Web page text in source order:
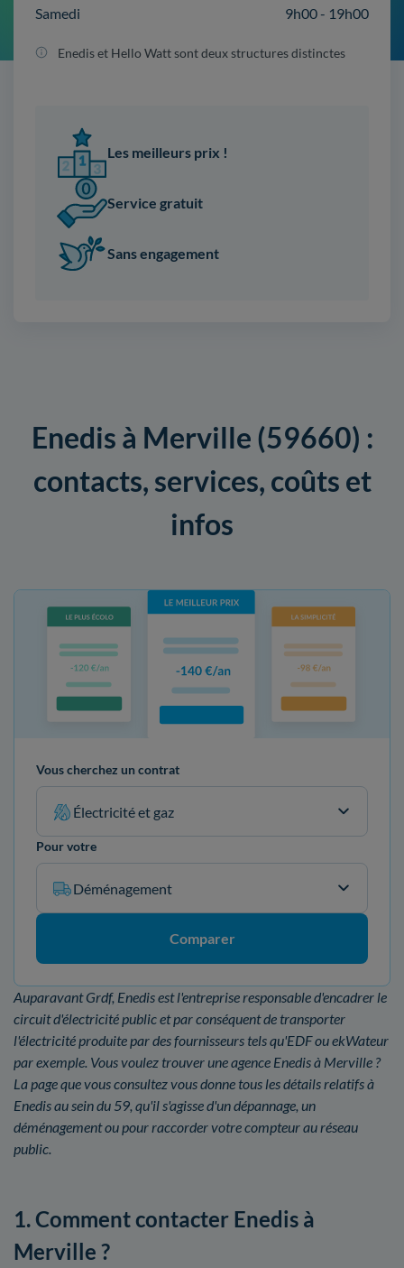
Samedi
9h00 - 19h00
Enedis et Hello Watt sont deux structures distinctes
Les meilleurs prix !
Service gratuit
Sans engagement
Enedis à Merville (59660) :
contacts, services, coûts et
infos
Vous cherchez un contrat
Électricité et gaz
Pour votre
Déménagement
Comparer
Auparavant Grdf, Enedis est l'entreprise responsable d'encadrer le
circuit d'électricité public et par conséquent de transporter
l'électricité produite par des fournisseurs tels qu'EDF ou ekWateur
par exemple. Vous voulez trouver une agence Enedis à Merville ?
La page que vous consultez vous donne tous les détails relatifs à
Enedis au sein du 59, qu'il s'agisse d'un dépannage, un
déménagement ou pour raccorder votre compteur au réseau
public.
1. Comment contacter Enedis à
Merville ?